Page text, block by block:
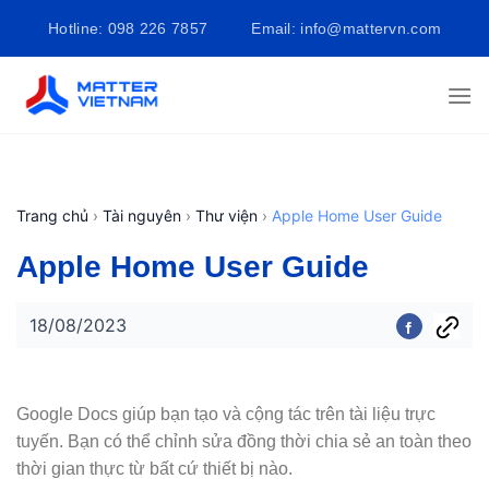
dung
Email: info@mattervn.com
Hotline: 098 226 7857
Trang chủ › Tài nguyên › Thư viện › Apple Home User Guide
Apple Home User Guide
18/08/2023
Google Docs giúp bạn tạo và cộng tác trên tài liệu trực
tuyến. Bạn có thể chỉnh sửa đồng thời chia sẻ an toàn theo
thời gian thực từ bất cứ thiết bị nào.